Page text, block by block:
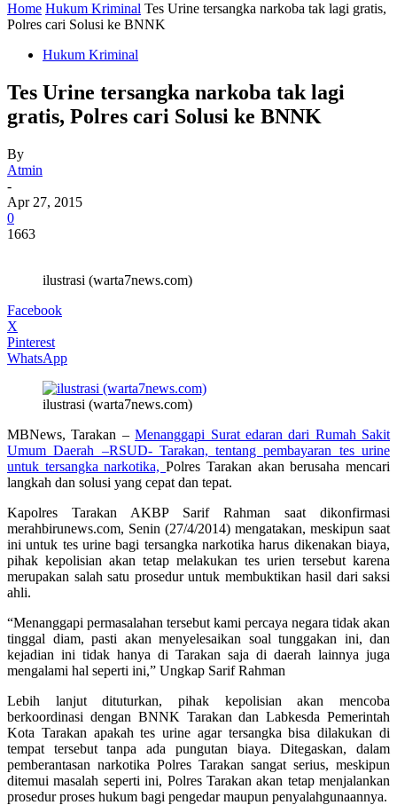
Home Hukum Kriminal Tes Urine tersangka narkoba tak lagi gratis,
Polres cari Solusi ke BNNK
Hukum Kriminal
Tes Urine tersangka narkoba tak lagi
gratis, Polres cari Solusi ke BNNK
By
Atmin
-
Apr 27, 2015
0
1663
ilustrasi (warta7news.com)
Facebook
X
Pinterest
WhatsApp
ilustrasi (warta7news.com)
MBNews, Tarakan –Menanggapi Surat edaran dari Rumah Sakit
Umum Daerah –RSUD- Tarakan, tentang pembayaran tes urine
untuk tersangka narkotika,Polres Tarakan akan berusaha mencari
langkah dan solusi yang cepat dan tepat.
Kapolres Tarakan AKBP Sarif Rahman saat dikonfirmasi
merahbirunews.com, Senin (27/4/2014) mengatakan, meskipun saat
ini untuk tes urine bagi tersangka narkotika harus dikenakan biaya,
pihak kepolisian akan tetap melakukan tes urien tersebut karena
merupakan salah satu prosedur untuk membuktikan hasil dari saksi
ahli.
“Menanggapi permasalahan tersebut kami percaya negara tidak akan
tinggal diam, pasti akan menyelesaikan soal tunggakan ini, dan
kejadian ini tidak hanya di Tarakan saja di daerah lainnya juga
mengalami hal seperti ini,” Ungkap Sarif Rahman
Lebih lanjut dituturkan, pihak kepolisian akan mencoba
berkoordinasi dengan BNNK Tarakan dan Labkesda Pemerintah
Kota Tarakan apakah tes urine agar tersangka bisa dilakukan di
tempat tersebut tanpa ada pungutan biaya. Ditegaskan, dalam
pemberantasan narkotika Polres Tarakan sangat serius, meskipun
ditemui masalah seperti ini, Polres Tarakan akan tetap menjalankan
prosedur proses hukum bagi pengedar maupun penyalahgunaannya.